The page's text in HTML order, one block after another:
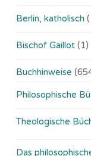
Berlin, katholisch
Bischof Gaillot (1)
Buchhinweise
Philosophische
Theologische
Das